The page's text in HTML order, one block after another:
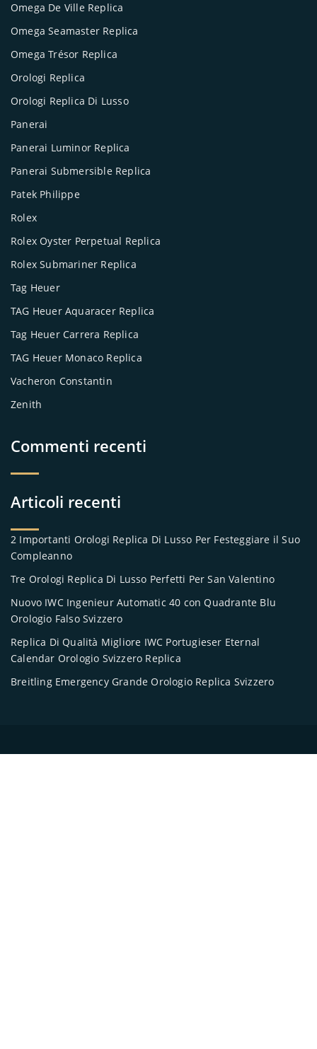
Omega De Ville Replica
Omega Seamaster Replica
Omega Trésor Replica
Orologi Replica
Orologi Replica Di Lusso
Panerai
Panerai Luminor Replica
Panerai Submersible Replica
Patek Philippe
Rolex
Rolex Oyster Perpetual Replica
Rolex Submariner Replica
Tag Heuer
TAG Heuer Aquaracer Replica
Tag Heuer Carrera Replica
TAG Heuer Monaco Replica
Vacheron Constantin
Zenith
Commenti recenti
Articoli recenti
2 Importanti Orologi Replica Di Lusso Per Festeggiare il Suo
Compleanno
Tre Orologi Replica Di Lusso Perfetti Per San Valentino
Nuovo IWC Ingenieur Automatic 40 con Quadrante Blu
Orologio Falso Svizzero
Replica Di Qualità Migliore IWC Portugieser Eternal
Calendar Orologio Svizzero Replica
Breitling Emergency Grande Orologio Replica Svizzero